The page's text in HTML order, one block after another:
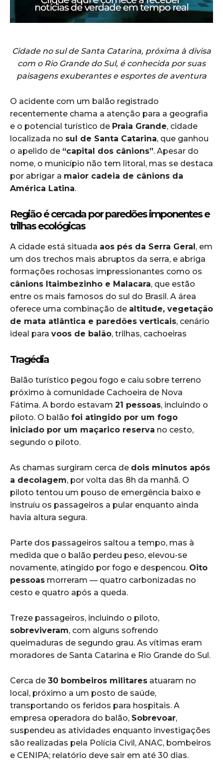
Cidade no sul de Santa Catarina, próxima à divisa
com o Rio Grande do Sul, é conhecida por suas
paisagens exuberantes e esportes de aventura
O acidente com um balão registrado
recentemente chama a atenção para a geografia
e o potencial turístico de Praia Grande, cidade
localizada no sul de Santa Catarina, que ganhou
o apelido de “capital dos cânions”. Apesar do
nome, o município não tem litoral, mas se destaca
por abrigar a maior cadeia de cânions da
América Latina.
Região é cercada por paredões imponentes e
trilhas ecológicas
A cidade está situada aos pés da Serra Geral, em
um dos trechos mais abruptos da serra, e abriga
formações rochosas impressionantes como os
cânions Itaimbezinho e Malacara, que estão
entre os mais famosos do sul do Brasil. A área
oferece uma combinação de altitude, vegetação
de mata atlântica e paredões verticais, cenário
ideal para voos de balão, trilhas, cachoeiras
Tragédia
Balão turístico pegou fogo e caiu sobre terreno
próximo à comunidade Cachoeira de Nova
Fátima. A bordo estavam 21 pessoas, incluindo o
piloto. O balão foi atingido por um fogo
iniciado por um maçarico reserva no cesto,
segundo o piloto.
As chamas surgiram cerca de dois minutos após
a decolagem, por volta das 8h da manhã. O
piloto tentou um pouso de emergência baixo e
instruíu os passageiros a pular enquanto ainda
havia altura segura.
Parte dos passageiros saltou a tempo, mas à
medida que o balão perdeu peso, elevou-se
novamente, atingido por fogo e despencou. Oito
pessoas morreram — quatro carbonizadas no
cesto e quatro após a queda.
Treze passageiros, incluindo o piloto,
sobreviveram, com alguns sofrendo
queimaduras de segundo grau. As vítimas eram
moradores de Santa Catarina e Rio Grande do Sul.
Cerca de 30 bombeiros militares atuaram no
local, próximo a um posto de saúde,
transportando os feridos para hospitais. A
empresa operadora do balão, Sobrevoar,
suspendeu as atividades enquanto investigações
são realizadas pela Polícia Civil, ANAC, bombeiros
e CENIPA; relatório deve sair em até 30 dias.